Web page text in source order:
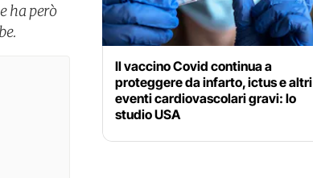
ha però
Il vaccino Covid continua a
proteggere da infarto, ictus e altri
eventi cardiovascolari gravi: lo
studio USA